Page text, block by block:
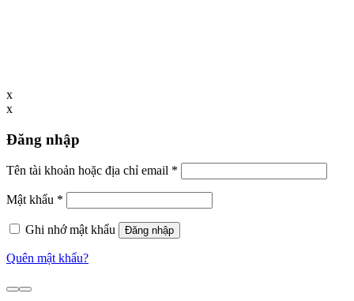
x
x
Đăng nhập
Tên tài khoản hoặc địa chỉ email *
Mật khẩu *
Ghi nhớ mật khẩu Đăng nhập
Quên mật khẩu?